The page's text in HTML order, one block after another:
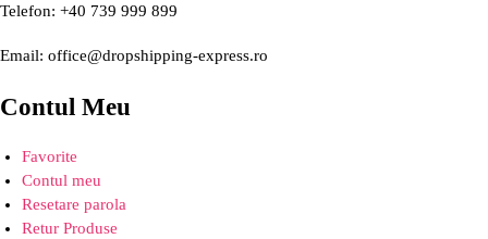
Telefon: +40 739 999 899
Email: office@dropshipping-express.ro
Contul Meu
Favorite
Contul meu
Resetare parola
Retur Produse